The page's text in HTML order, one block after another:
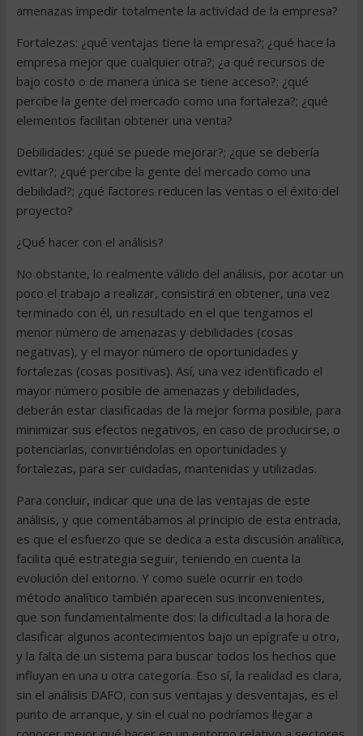
amenazas impedir totalmente la actividad de la empresa?
Fortalezas: ¿qué ventajas tiene la empresa?; ¿qué hace la
empresa mejor que cualquier otra?; ¿a qué recursos de
bajo costo o de manera única se tiene acceso?; ¿qué
percibe la gente del mercado como una fortaleza?; ¿qué
elementos facilitan obtener una venta?
Debilidades: ¿qué se puede mejorar?; ¿que se debería
evitar?; ¿qué percibe la gente del mercado como una
debilidad?; ¿qué factores reducen las ventas o el éxito del
proyecto?
¿Qué hacer con el análisis?
No obstante, lo realmente válido del análisis, por acotar un
poco el trabajo a realizar, consistirá en obtener, una vez
terminado con él, un resultado en el que tengamos el
menor número de amenazas y debilidades (cosas
negativas), y el mayor número de oportunidades y
fortalezas (cosas positivas). Así, una vez identificado el
mayor número posible de amenazas y debilidades,
deberán estar clasificadas de la mejor forma posible, para
minimizar sus efectos negativos, en caso de producirse, o
potenciarlas, convirtiéndolas en oportunidades y
fortalezas, para ser cuidadas, mantenidas y utilizadas.
Para concluir, indicar que una de las ventajas de este
análisis, y que comentábamos al principio de esta entrada,
es que el esfuerzo que se dedica a esta discusión analítica,
facilita qué estrategia seguir, teniendo en cuenta la
evolución del entorno. Y como suele ocurrir en todo
método analítico también aparecen sus inconvenientes,
que son fundamentalmente dos: la dificultad a la hora de
clasificar algunos acontecimientos bajo un epígrafe u otro,
y la falta de un sistema para buscar todos los hechos que
influyan en una u otra categoría. Eso sí, la realidad es clara,
sin el análisis DAFO, con sus ventajas y desventajas, es el
punto de arranque, y sin el cual no podríamos llegar a